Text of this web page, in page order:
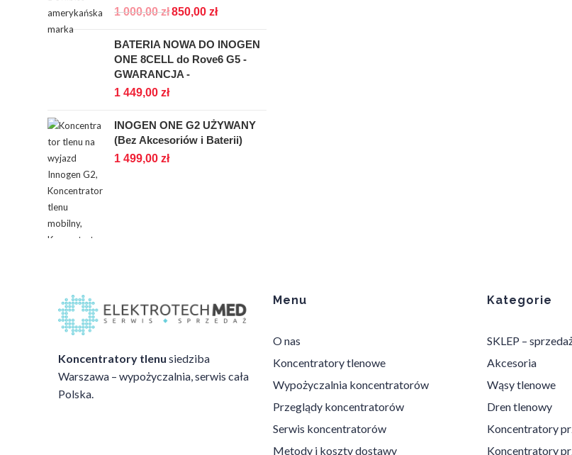
1 000,00zł850,00zł
BATERIA NOWA DO INOGEN
ONE 8CELL do Rove6 G5 -
GWARANCJA -
1 449,00zł
INOGEN ONE G2 UŻYWANY
(Bez Akcesoriów i Baterii)
1 499,00zł
Koncentratory tlenu siedziba
Warszawa – wypożyczalnia, serwis cała
Polska.
Menu
O nas
Koncentratory tlenowe
Wypożyczalnia koncentratorów
Przeglądy koncentratorów
Serwis koncentratorów
Metody i koszty dostawy
Kategorie
SKLEP –
Akcesoria
Wąsy tlenowe
Dren tlenowy
Koncentratory
Koncentratory